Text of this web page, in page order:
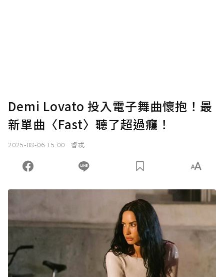
Demi Lovato 投入電子舞曲懷抱！最
新單曲〈Fast〉聽了超過癮！
2025-08-06 15:00 睿忒